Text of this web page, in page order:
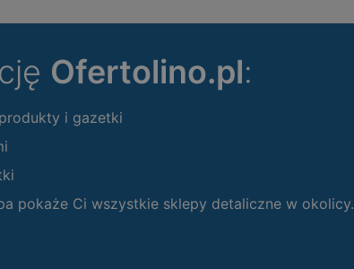
Ofertolino.pl:
i gazetki
pokaże Ci wszystkie sklepy detaliczne w okolicy.